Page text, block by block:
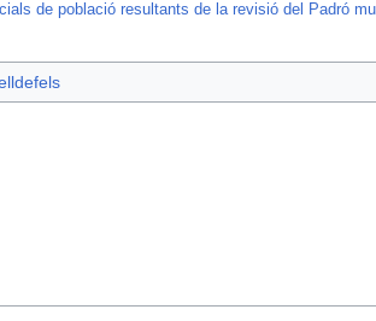
de població resultants de la revisió del Padró